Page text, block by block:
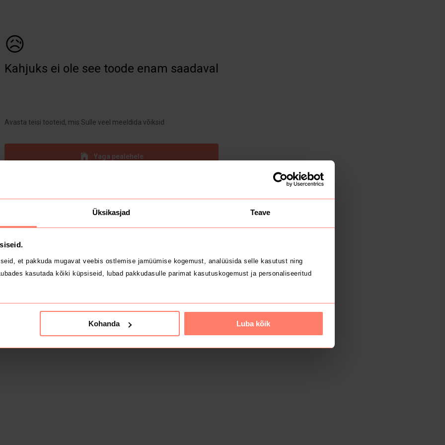
Üksikasjad Teave
et pakkuda mugavat veebis ostlemise jamüümise kogemust, analüüsida selle kasutust ning
kasutada kõiki küpsiseid, lubad pakkudasulle parimat kasutuskogemust ja personaliseeritud
Kohanda Luba kõik
😥
Kahjuks ei ole see toode enam saadaval
Avasta teisi tooteid, mis Sulle veel meeldida võiksid
Yaga pealehele